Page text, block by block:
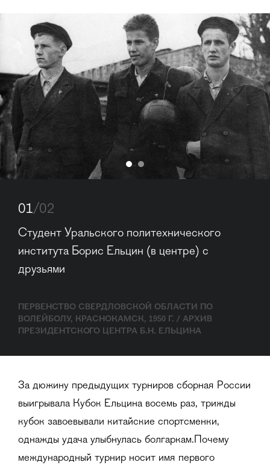
01/02
Студент Уральского политехнического
института Борис Ельцин (в центре) с
друзьями
ПЕРВЕНСТВО СВЕРДЛОВСКОЙ ОБЛАСТИ ПО
ВОЛЕЙБОЛУ, КРАСНОКАМСК, 1950 Г. / АРХИВ
ПРЕЗИДЕНТСКОГО ЦЕНТРА Б.Н. ЕЛЬЦИНА
За дюжину предыдущих турниров сборная России
выигрывала Кубок Ельцина восемь раз, трижды
кубок завоевывали китайские спортсменки,
однажды удача улыбнулась болгаркам.Почему
международный турнир носит имя первого